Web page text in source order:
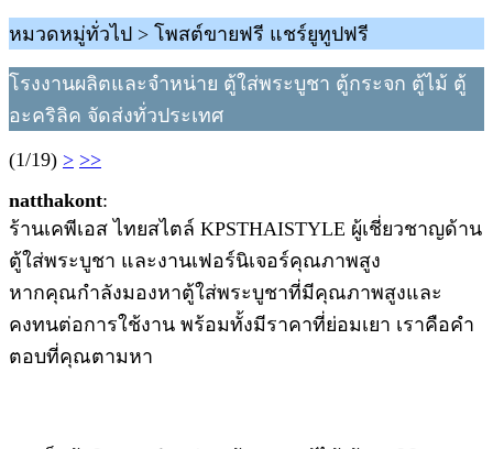
หมวดหมู่ทั่วไป > โพสต์ขายฟรี แชร์ยูทูปฟรี
โรงงานผลิตและจำหน่าย ตู้ใส่พระบูชา ตู้กระจก ตู้ไม้ ตู้
อะคริลิค จัดส่งทั่วประเทศ
(1/19) > >>
natthakont:
ร้านเคพีเอส ไทยสไตล์ KPSTHAISTYLE ผู้เชี่ยวชาญด้าน
ตู้ใส่พระบูชา และงานเฟอร์นิเจอร์คุณภาพสูง
หากคุณกำลังมองหาตู้ใส่พระบูชาที่มีคุณภาพสูงและ
คงทนต่อการใช้งาน พร้อมทั้งมีราคาที่ย่อมเยา เราคือคำ
ตอบที่คุณตามหา